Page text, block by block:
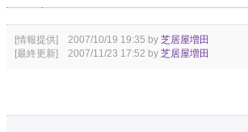
[情報提供] 2007/10/19 19:35 by 芝居屋増田
[最終更新] 2007/11/23 17:52 by 芝居屋増田